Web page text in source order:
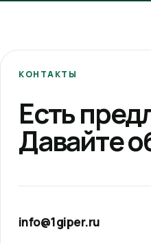
КОНТАКТЫ
Есть
Давайте
info@1giper.ru